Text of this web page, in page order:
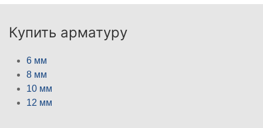
Купить арматуру
6 мм
8 мм
10 мм
12 мм